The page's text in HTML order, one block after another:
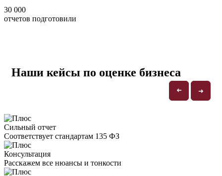
30 000
отчетов подготовили
Наши кейсы по оценке бизнеса
➜ ➜
Сильный отчет
Соответствует стандартам 135 ФЗ
Консультация
Расскажем все нюансы и тонкости